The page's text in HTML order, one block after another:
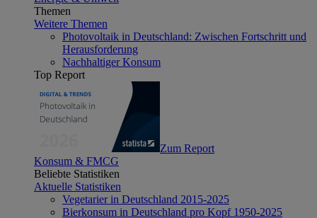
Themen
Weitere Themen
Photovoltaik in Deutschland: Zwischen Fortschritt und
Herausforderung
Nachhaltiger Konsum
Top Report
Zum Report
Konsum & FMCG
Beliebte Statistiken
Aktuelle Statistiken
Vegetarier in Deutschland 2015-2025
Bierkonsum in Deutschland pro Kopf 1950-2025